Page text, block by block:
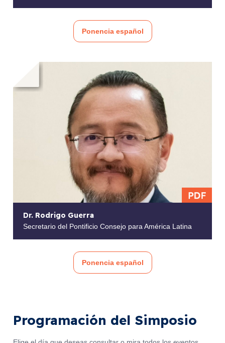
Ponencia español
Dr. Rodrigo Guerra
Secretario del Pontificio Consejo para América Latina
Ponencia español
Programación del Simposio